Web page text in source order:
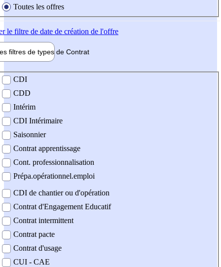
Toutes les offres
le filtre de date de création de l'offre
filtres de types de Contrat
contrat
CDI
CDD
Intérim
CDI Intérimaire
Saisonnier
Contrat apprentissage
Cont. professionnalisation
Prépa.opérationnel.emploi
CDI de chantier ou d'opération
Contrat d'Engagement Educatif
Contrat intermittent
Contrat pacte
Contrat d'usage
CUI - CAE